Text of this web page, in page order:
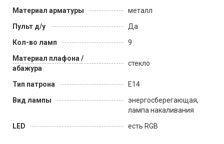
Материал арматуры
металл
Пульт д/у
Да
Кол-во ламп
9
Материал плафона /
абажура
стекло
Тип патрона
E14
Вид лампы
энергосберегающая,
лампа накаливания
LED
есть RGB